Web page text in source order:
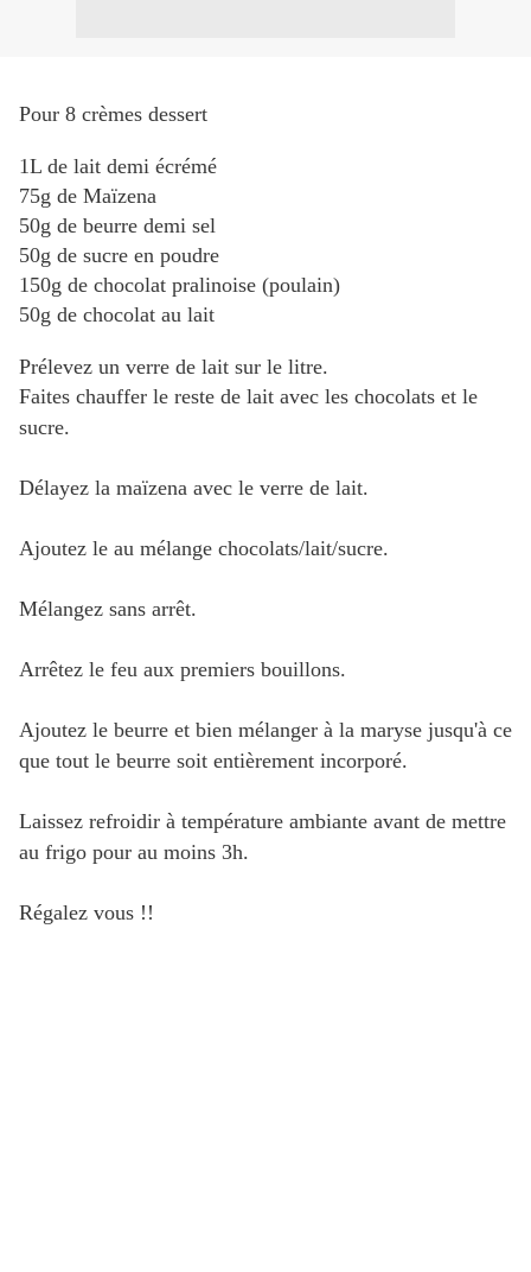
Pour 8 crèmes dessert
1L de lait demi écrémé
75g de Maïzena
50g de beurre demi sel
50g de sucre en poudre
150g de chocolat pralinoise (poulain)
50g de chocolat au lait
Prélevez un verre de lait sur le litre.
Faites chauffer le reste de lait avec les chocolats et le
sucre.
Délayez la maïzena avec le verre de lait.
Ajoutez le au mélange chocolats/lait/sucre.
Mélangez sans arrêt.
Arrêtez le feu aux premiers bouillons.
Ajoutez le beurre et bien mélanger à la maryse jusqu'à ce
que tout le beurre soit entièrement incorporé.
Laissez refroidir à température ambiante avant de mettre
au frigo pour au moins 3h.
Régalez vous !!